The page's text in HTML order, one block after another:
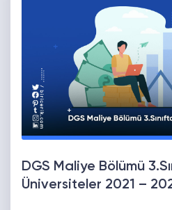
DGS Maliye Bölümü
Üniversiteler 2021 –